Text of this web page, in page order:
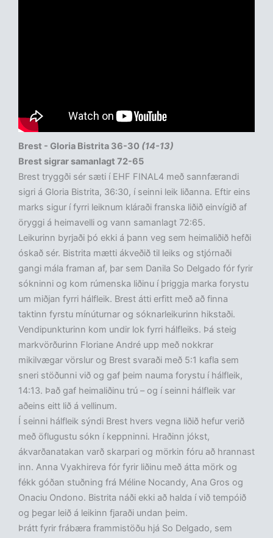
Brest - Gloria Bistrita 36-30 (14-13)
Brest sigrar samanlagt 72-65
Brest tryggði sér sæti í EHF FINAL4 með sannfærandi
sigri á Gloria Bistrita, 36:30, í seinni leik liðanna. Eftir eins
marks sigur í fyrri leiknum kláraði franska liðið einvígið af
öryggi á heimavelli og vann samanlagt 72:65.
Leikurinn byrjaði þó ekki á þann veg sem heimaliðið hefði
óskað sér. Bistrita mætti ákveðið til leiks og stjórnaði
gangi mála framan af, þar sem Danila So Delgado fór fyrir
sókninni og kom rúmenska liðinu í þriggja marka forystu
um miðjan fyrri hálfleik. Brest átti erfitt með að finna
taktinn fyrstu mínúturnar og sóknarleikurinn hikstaði.
Vendipunkturinn kom undir lok fyrri hálfleiks. Þá steig
markvörðurinn Floriane André upp með nokkrar
mikilvægar vörslur og Brest svaraði með 5:1 kafla sem
sneri stöðunni við og gaf þeim nauma forystu í hálfleik,
14:13. Það gaf heimaliðinu trú – og í seinni hálfleik var
aðeins eitt lið á vellinum.
Í seinni hálfleik sýndi Brest hvers vegna liðið hefur verið
með öflugustu sókn í keppninni. Hraðinn jókst,
ákvarðanatakan varð skarpari og mörkin fóru að hrannast
inn. Anna Vyakhireva fór fyrir liðinu með átta mörk og
fékk góðan stuðning frá Méline Nocandy, Ana Gros og
Onaciu Ondono. Bistrita náði ekki að halda í við tempóið
og þegar leið á leikinn fjaraði undan þeim.
Þrátt fyrir frábæra frammistöðu hjá So Delgado, sem